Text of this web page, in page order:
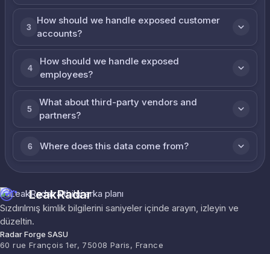
3
How should we handle exposed customer
accounts?
4
How should we handle exposed
employees?
5
What about third-party vendors and
partners?
6 Where does this data come from?
LeakRadar
Sızdırılmış kimlik bilgilerini saniyeler içinde arayın, izleyin ve
düzeltin.
Radar Forge SASU
60 rue François 1er, 75008 Paris, France